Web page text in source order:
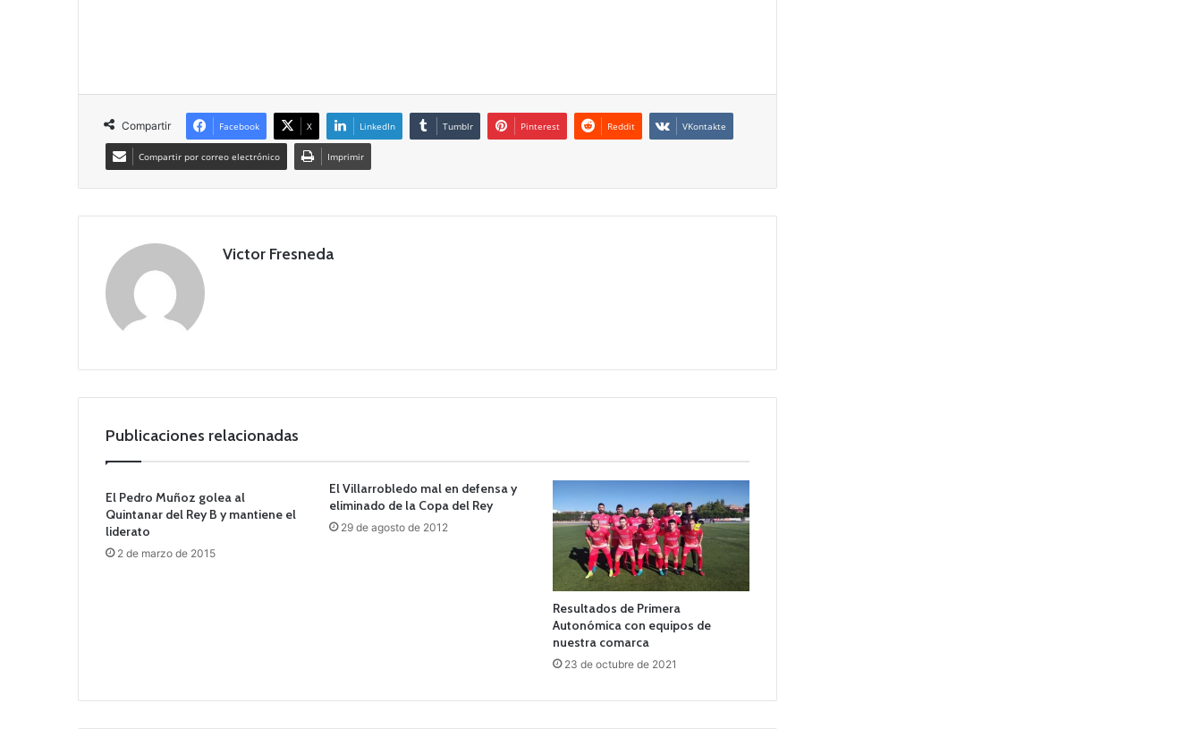
Compartir Facebook X LinkedIn Tumblr Pinterest Reddit VKontakte
Compartir por correo electrónico Imprimir
Victor Fresneda
Publicaciones relacionadas
El Pedro Muñoz golea al
Quintanar del Rey B y mantiene el
liderato
2 de marzo de 2015
El Villarrobledo mal en defensa y
eliminado de la Copa del Rey
29 de agosto de 2012
Resultados de Primera
Autonómica con equipos de
nuestra comarca
23 de octubre de 2021